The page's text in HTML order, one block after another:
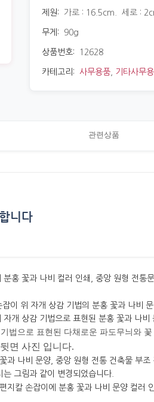
제원: 가로 : 16.5cm. 세로 :
무게: 90g
상품번호: 12628
카테고리: 사무용품 기타사무
관련상품
니다
면 사진 입니다.
그림과 같이 변경되었습니다.